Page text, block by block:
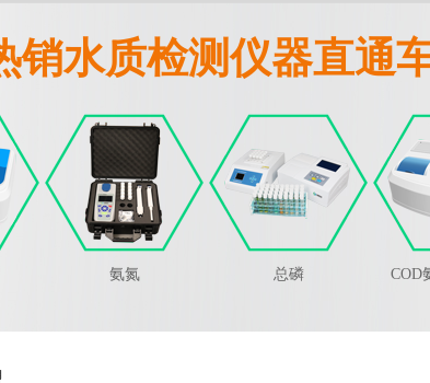
销水质检测仪器直通
氨氮 总磷 COD